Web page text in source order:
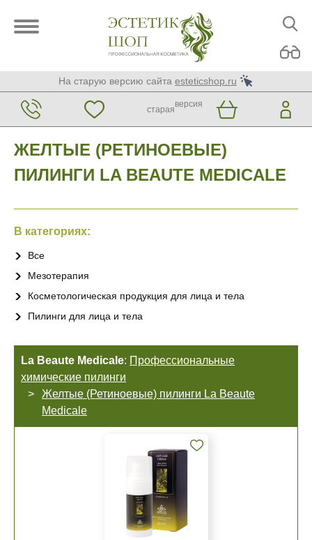
На старую версию сайта esteticshop.ru
старая
версия
ЖЕЛТЫЕ (РЕТИНОЕВЫЕ)
ПИЛИНГИ LA BEAUTE MEDICALE
В категориях:
Все
Мезотерапия
Косметологическая продукция для лица и тела
Пилинги для лица и тела
La Beaute Medicale: Профессиональные
химические пилинги
Желтые (Ретиноевые) пилинги La Beaute
Medicale